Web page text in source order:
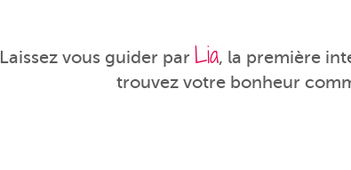
Laissez vous guider par Lia, la première
trouvez votre bonheur